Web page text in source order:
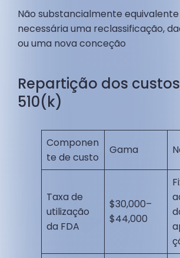
Não substancialmente equivalente
necessária uma reclassificação,
ou uma nova conceção
Repartição dos custos
510(k)
Componen
te de custo
Gama
Taxa de
utilização
da FDA
$30,000–
$44,000